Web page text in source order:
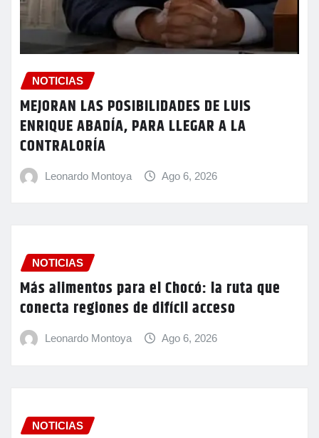
NOTICIAS
MEJORAN LAS POSIBILIDADES DE LUIS
ENRIQUE ABADÍA, PARA LLEGAR A LA
CONTRALORÍA
Leonardo Montoya Ago 6, 2026
NOTICIAS
Más alimentos para el Chocó: la ruta que
conecta regiones de difícil acceso
Leonardo Montoya Ago 6, 2026
NOTICIAS